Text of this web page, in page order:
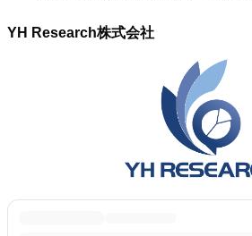
YH Research株式会社